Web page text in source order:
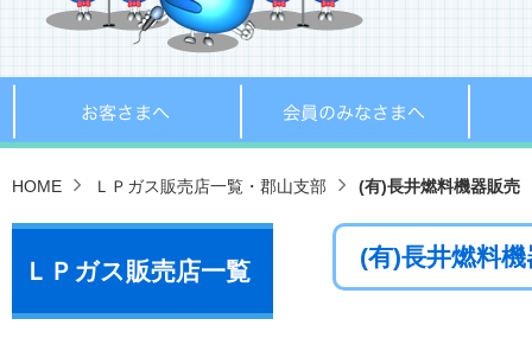
お客さまへ 会員の
HOME ＬＰガス販売店一覧・郡山支部 (有)長井燃料機器販売
(有)長井燃料
ＬＰガス販売店一覧